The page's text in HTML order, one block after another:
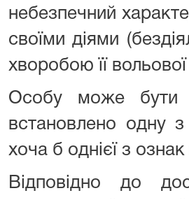
небезпечний
своїми діями
хворобою її
Особу може бути
встановлено одну
хоча б однієї з
Відповідно до